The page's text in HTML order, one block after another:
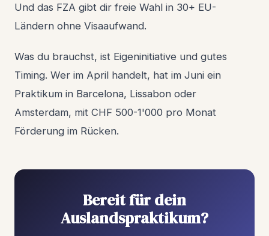
Und das FZA gibt dir freie Wahl in 30+ EU-
Ländern ohne Visaaufwand.
Was du brauchst, ist Eigeninitiative und gutes
Timing. Wer im April handelt, hat im Juni ein
Praktikum in Barcelona, Lissabon oder
Amsterdam, mit CHF 500-1'000 pro Monat
Förderung im Rücken.
Bereit für dein
Auslandspraktikum?